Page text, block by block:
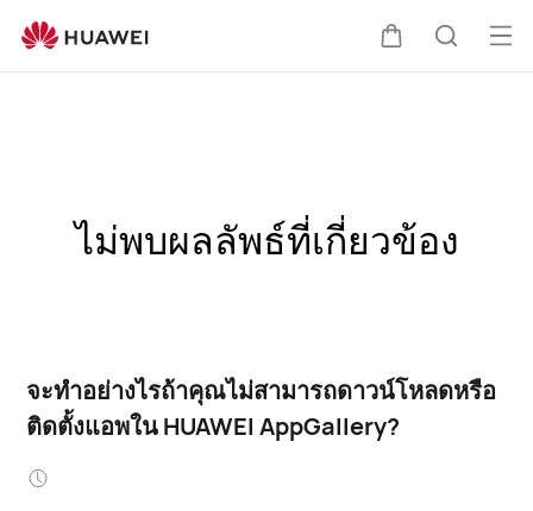
เปิด
ไม่พบผลลัพธ์ที่เกี่ยวข้อง
จะทำอย่างไรถ้าคุณไม่สามารถดาวน์โหลดหรือ
ติดตั้งแอพใน HUAWEI AppGallery?